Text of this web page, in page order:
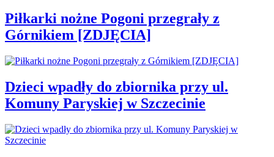
Piłkarki nożne Pogoni przegrały z
Górnikiem [ZDJĘCIA]
Dzieci wpadły do zbiornika przy ul.
Komuny Paryskiej w Szczecinie